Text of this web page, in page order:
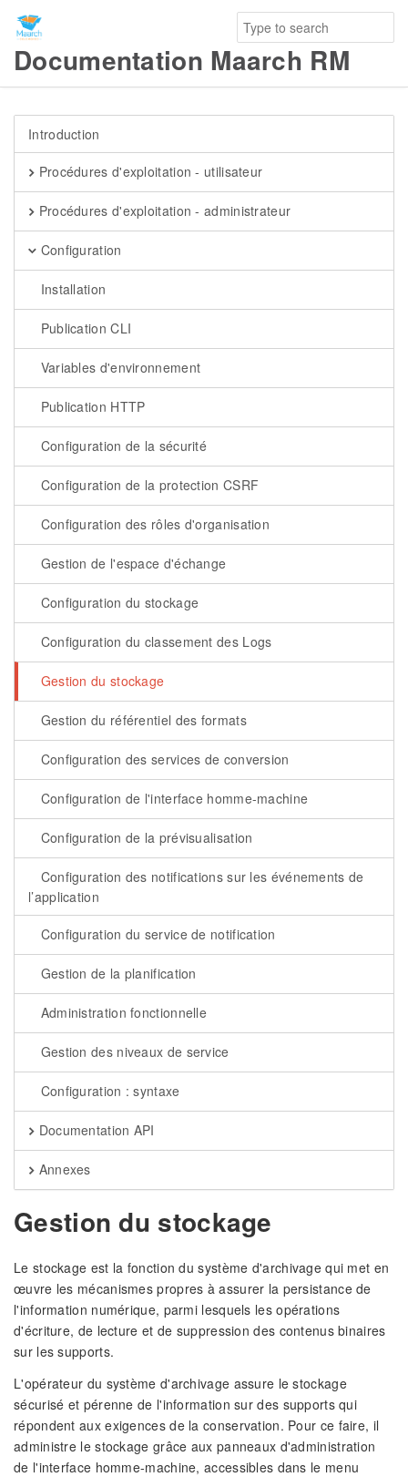
Documentation Maarch RM
Introduction
Procédures d'exploitation - utilisateur
Procédures d'exploitation - administrateur
Configuration
Installation
Publication CLI
Variables d'environnement
Publication HTTP
Configuration de la sécurité
Configuration de la protection CSRF
Configuration des rôles d'organisation
Gestion de l'espace d'échange
Configuration du stockage
Configuration du classement des Logs
Gestion du stockage
Gestion du référentiel des formats
Configuration des services de conversion
Configuration de l'interface homme-machine
Configuration de la prévisualisation
Configuration des notifications sur les événements de
l’application
Configuration du service de notification
Gestion de la planification
Administration fonctionnelle
Gestion des niveaux de service
Configuration : syntaxe
Documentation API
Annexes
Gestion du stockage
Le stockage est la fonction du système d'archivage qui met en
œuvre les mécanismes propres à assurer la persistance de
l'information numérique, parmi lesquels les opérations
d'écriture, de lecture et de suppression des contenus binaires
sur les supports.
L'opérateur du système d'archivage assure le stockage
sécurisé et pérenne de l'information sur des supports qui
répondent aux exigences de la conservation. Pour ce faire, il
administre le stockage grâce aux panneaux d'administration
de l'interface homme-machine, accessibles dans le menu